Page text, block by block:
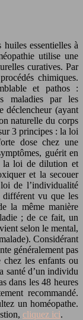
huiles essentielles à
utilise une
curatives. Par
chimiques.
et pathos :
maladies par les
déclencheur (ayant
naturelle du corps
3 principes : la loi
dose chez une
guérit en
la loi de dilution et
et la secouer
de l’individualité
différent vu que les
la même manière
; de ce fait, un
selon le mental,
Considérant
généralement pas
chez les enfants ou
santé d’un individu
dans les 48 heures
recommandé.
un homéopathe.
cliquez ici.